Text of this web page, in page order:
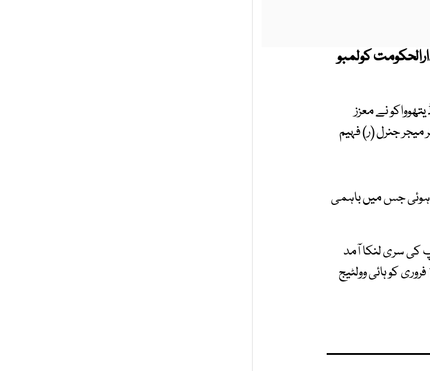
کولمبو
نے معزز
جنرل (ر) فہیم
ہوئی جس میں باہمی
کی سری لنکا آمد
ہمارے لیے باعثِ مسرت ہے۔واضح رہے کہ سری لنکا میں کل بروز اتوار 15 فروری کو ہائی وولٹیج